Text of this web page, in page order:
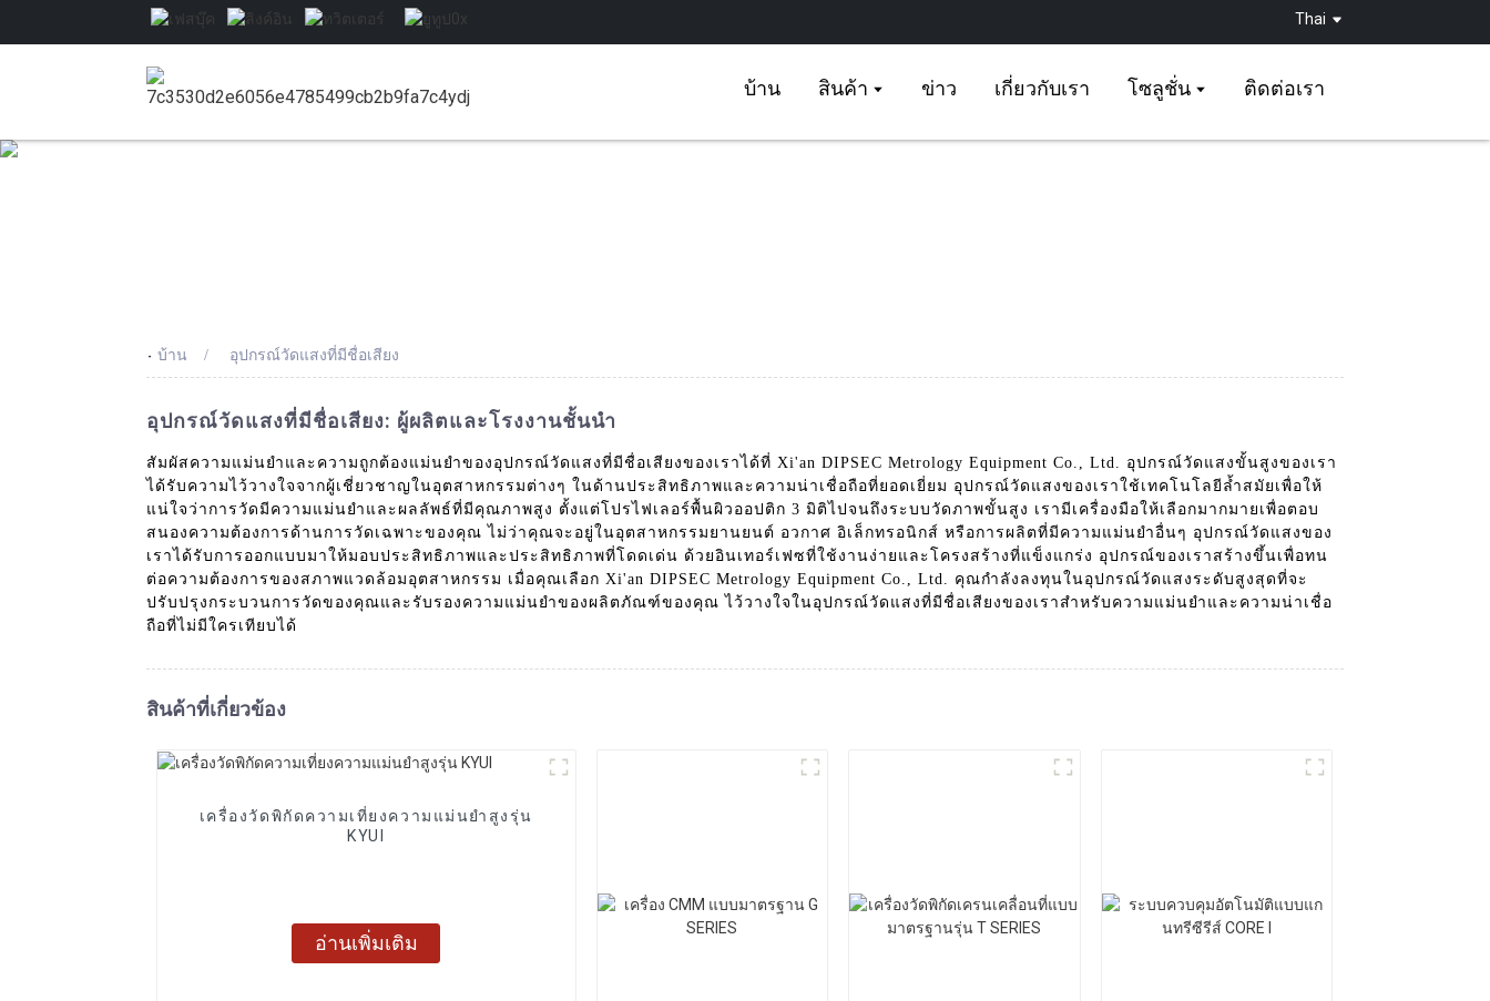
Thai
บ้าน สินค้า ข่าว เกี่ยวกับเรา โซลูชั่น ติดต่อเรา
- บ้าน อุปกรณ์วัดแสงที่มีชื่อเสียง
อุปกรณ์วัดแสงที่มีชื่อเสียง: ผู้ผลิตและโรงงานชั้นนำ
สัมผัสความแม่นยำและความถูกต้องแม่นยำของอุปกรณ์วัดแสงที่มีชื่อเสียงของเราได้ที่ Xi'an DIPSEC Metrology Equipment Co., Ltd. อุปกรณ์วัดแสงขั้นสูงของเรา
ได้รับความไว้วางใจจากผู้เชี่ยวชาญในอุตสาหกรรมต่างๆ ในด้านประสิทธิภาพและความน่าเชื่อถือที่ยอดเยี่ยม อุปกรณ์วัดแสงของเราใช้เทคโนโลยีล้ำสมัยเพื่อให้
แน่ใจว่าการวัดมีความแม่นยำและผลลัพธ์ที่มีคุณภาพสูง ตั้งแต่โปรไฟเลอร์พื้นผิวออปติก 3 มิติไปจนถึงระบบวัดภาพขั้นสูง เรามีเครื่องมือให้เลือกมากมายเพื่อตอบ
สนองความต้องการด้านการวัดเฉพาะของคุณ ไม่ว่าคุณจะอยู่ในอุตสาหกรรมยานยนต์ อวกาศ อิเล็กทรอนิกส์ หรือการผลิตที่มีความแม่นยำอื่นๆ อุปกรณ์วัดแสงของ
เราได้รับการออกแบบมาให้มอบประสิทธิภาพและประสิทธิภาพที่โดดเด่น ด้วยอินเทอร์เฟซที่ใช้งานง่ายและโครงสร้างที่แข็งแกร่ง อุปกรณ์ของเราสร้างขึ้นเพื่อทน
ต่อความต้องการของสภาพแวดล้อมอุตสาหกรรม เมื่อคุณเลือก Xi'an DIPSEC Metrology Equipment Co., Ltd. คุณกำลังลงทุนในอุปกรณ์วัดแสงระดับสูงสุดที่จะ
ปรับปรุงกระบวนการวัดของคุณและรับรองความแม่นยำของผลิตภัณฑ์ของคุณ ไว้วางใจในอุปกรณ์วัดแสงที่มีชื่อเสียงของเราสำหรับความแม่นยำและความน่าเชื่อ
ถือที่ไม่มีใครเทียบได้
สินค้าที่เกี่ยวข้อง
เครื่องวัดพิกัดความเที่ยงความแม่นยำสูงรุ่น
KYUI
อ่านเพิ่มเติม